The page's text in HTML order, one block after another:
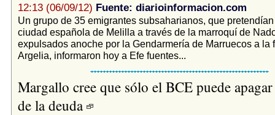
12:13 (06/09/12) Fuente: diarioinformacion.com
Un grupo de 35 emigrantes subsaharianos, que
ciudad española de Melilla a través de la marroquí de
expulsados anoche por la Gendarmería de Marruecos a la
Argelia, informaron hoy a Efe fuentes...
Margallo cree que sólo el BCE puede
de la deuda